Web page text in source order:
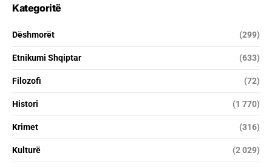
Kategoritë
Dëshmorët (299)
Etnikumi Shqiptar (633)
Filozofi (72)
Histori (1 770)
Krimet (316)
Kulturë (2 029)